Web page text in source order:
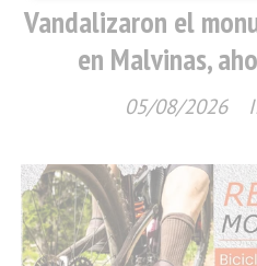
Vandalizaron el
en Malvinas,
05/08/2026